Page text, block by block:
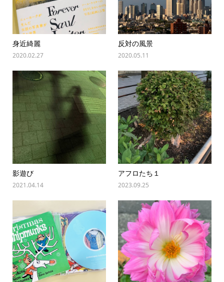
身近綺麗
2020.02.27
反対の風景
2020.05.11
影遊び
2021.04.14
アフロたち１
2023.09.25